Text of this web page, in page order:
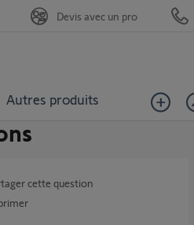
Autres produits
Devis avec un pro
cette question